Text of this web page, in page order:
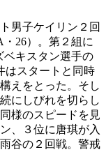
男子ケイリン２回
26）。第２組に
ベキスタン選手の
はスタートと同時
えをとった。そし
にしびれを切らし
様のスピードを見
、３位に唐琪が入
谷の２回戦。警戒